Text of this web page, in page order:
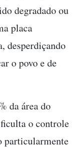
degradado ou
placa
desperdiçando
o povo e de
da área do
o controle
particularmente